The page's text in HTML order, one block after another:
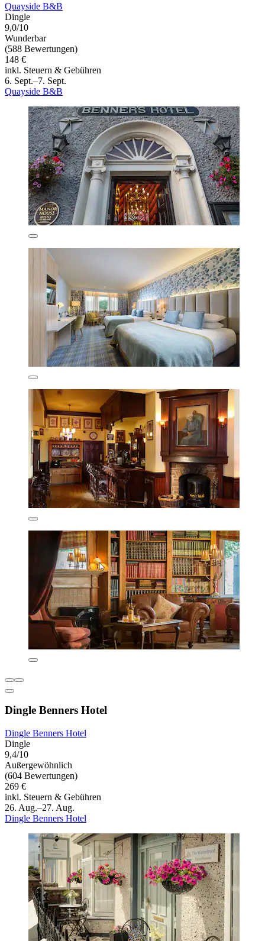
Quayside B&B
Dingle
9,0/10
Wunderbar
(588 Bewertungen)
148 €
inkl. Steuern & Gebühren
6. Sept.–7. Sept.
Quayside B&B
Dingle Benners Hotel
Dingle Benners Hotel
Dingle
9,4/10
Außergewöhnlich
(604 Bewertungen)
269 €
inkl. Steuern & Gebühren
26. Aug.–27. Aug.
Dingle Benners Hotel